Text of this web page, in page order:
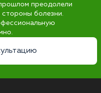
преодолели
стороны болезни.